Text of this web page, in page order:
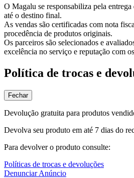
O Magalu se responsabiliza pela
até o destino final.
As vendas são certificadas com nota
procedência de produtos originais.
Os parceiros são selecionados e
excelência no serviço e reputação com
Política de trocas e
Fechar
Devolução gratuita para produtos
Devolva seu produto em até 7 dias do
Para devolver o produto consulte:
Políticas de trocas e devoluções
Denunciar Anúncio